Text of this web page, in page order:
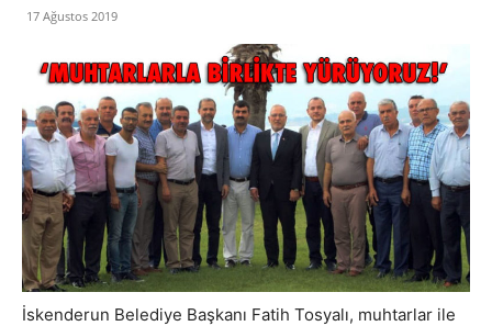
17 Ağustos 2019
İskenderun Belediye Başkanı Fatih Tosyalı, muhtarlar ile